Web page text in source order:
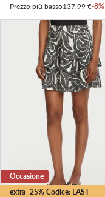
Prezzo più basso137,99 €-8%
extra -25% Codice: LAST
Occasione